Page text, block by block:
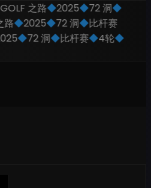
之路◆2025◆72 洞◆
◆2025◆72 洞◆比杆赛
◆72 洞◆比杆赛◆4轮◆